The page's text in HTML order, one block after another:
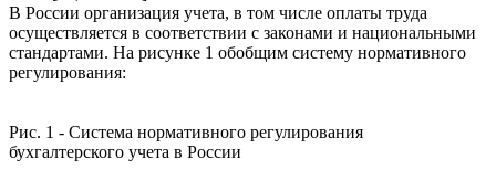
В России организация учета, в том числе оплаты труда
осуществляется в соответствии с законами и национальными
стандартами. На рисунке 1 обобщим систему нормативного
регулирования:
Рис. 1 - Система нормативного регулирования
бухгалтерского учета в России